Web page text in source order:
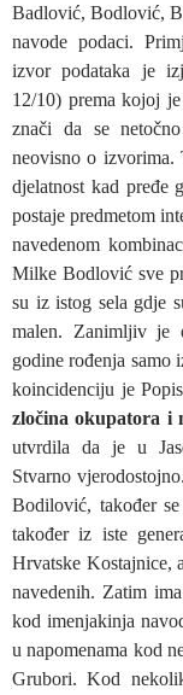
Badlović, Bodlović,
navode podaci.
izvor podataka je
12/10) prema kojoj
znači da se
neovisno o izvorima.
djelatnost kad pređe
postaje predmetom
navedenom
Milke Bodlović sve
su iz istog sela gdje
malen. Zanimljiv je
godine rođenja samo
koincidenciju je
zločina okupatora i
utvrdila da je u
Stvarno
Bodilović, također
također iz iste
Hrvatske Kostajnice,
navedenih. Zatim
kod imenjakinja
u napomenama kod
Grubori. Kod